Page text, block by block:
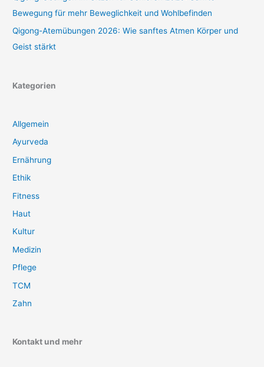
Bewegung für mehr Beweglichkeit und Wohlbefinden
Qigong-Atemübungen 2026: Wie sanftes Atmen Körper und
Geist stärkt
Kategorien
Allgemein
Ayurveda
Ernährung
Ethik
Fitness
Haut
Kultur
Medizin
Pflege
TCM
Zahn
Kontakt und mehr